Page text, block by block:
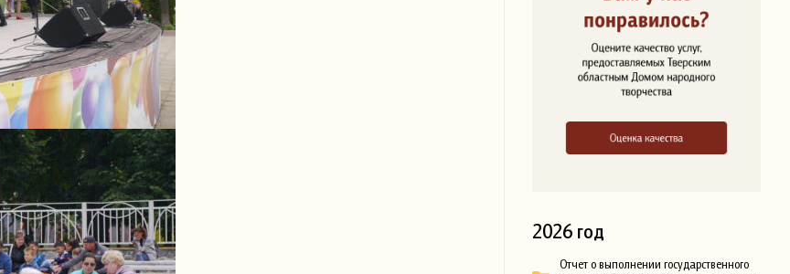
2026 год
Отчет о выполнении государственного